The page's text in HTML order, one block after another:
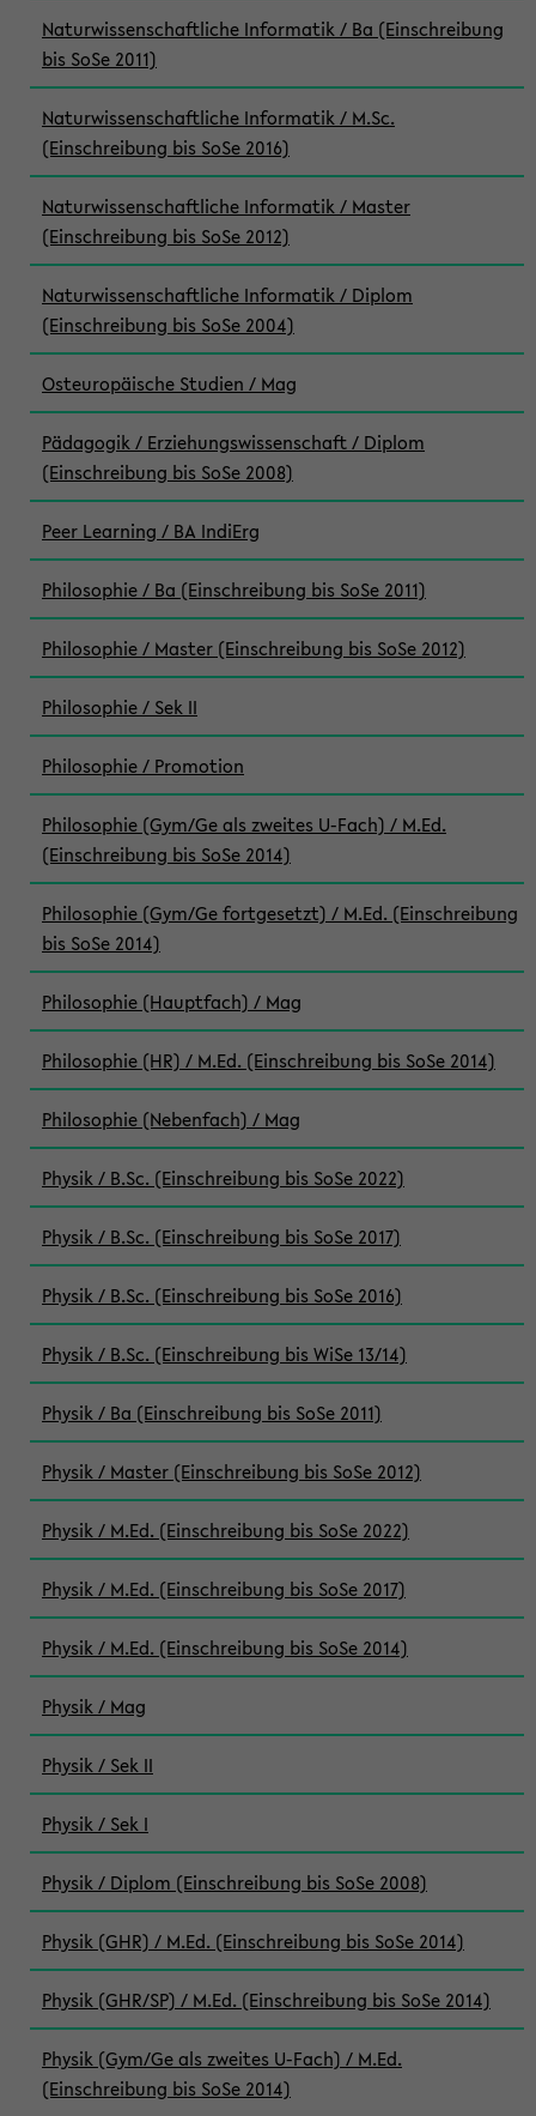
Naturwissenschaftliche Informatik / Ba (Einschreibung
bis SoSe 2011)
Naturwissenschaftliche Informatik / M.Sc.
(Einschreibung bis SoSe 2016)
Naturwissenschaftliche Informatik / Master
(Einschreibung bis SoSe 2012)
Naturwissenschaftliche Informatik / Diplom
(Einschreibung bis SoSe 2004)
Osteuropäische Studien / Mag
Pädagogik / Erziehungswissenschaft / Diplom
(Einschreibung bis SoSe 2008)
Peer Learning / BA IndiErg
Philosophie / Ba (Einschreibung bis SoSe 2011)
Philosophie / Master (Einschreibung bis SoSe 2012)
Philosophie / Sek II
Philosophie / Promotion
Philosophie (Gym/Ge als zweites U-Fach) / M.Ed.
(Einschreibung bis SoSe 2014)
Philosophie (Gym/Ge fortgesetzt) / M.Ed. (Einschreibung
bis SoSe 2014)
Philosophie (Hauptfach) / Mag
Philosophie (HR) / M.Ed. (Einschreibung bis SoSe 2014)
Philosophie (Nebenfach) / Mag
Physik / B.Sc. (Einschreibung bis SoSe 2022)
Physik / B.Sc. (Einschreibung bis SoSe 2017)
Physik / B.Sc. (Einschreibung bis SoSe 2016)
Physik / B.Sc. (Einschreibung bis WiSe 13/14)
Physik / Ba (Einschreibung bis SoSe 2011)
Physik / Master (Einschreibung bis SoSe 2012)
Physik / M.Ed. (Einschreibung bis SoSe 2022)
Physik / M.Ed. (Einschreibung bis SoSe 2017)
Physik / M.Ed. (Einschreibung bis SoSe 2014)
Physik / Mag
Physik / Sek II
Physik / Sek I
Physik / Diplom (Einschreibung bis SoSe 2008)
Physik (GHR) / M.Ed. (Einschreibung bis SoSe 2014)
Physik (GHR/SP) / M.Ed. (Einschreibung bis SoSe 2014)
Physik (Gym/Ge als zweites U-Fach) / M.Ed.
(Einschreibung bis SoSe 2014)